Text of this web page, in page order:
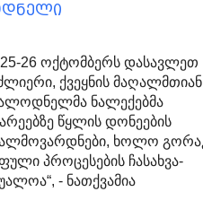
26 ოქტომბერს დასავლეთ
ქვეყნის მაღალმთიან
ნალექებმა
წყლის დონეების
ხოლო
პროცესების ჩასახვა-
- ნათქვამია